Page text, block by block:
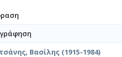
Βασίλης (1915-1984)